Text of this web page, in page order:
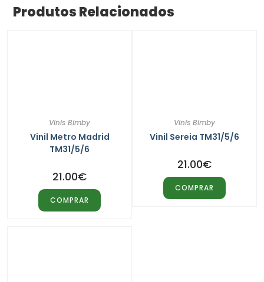
Produtos Relacionados
Vinis Bimby
Vinil Metro Madrid
TM31/5/6
21.00€
COMPRAR
Vinis Bimby
Vinil Sereia TM31/5/6
21.00€
COMPRAR